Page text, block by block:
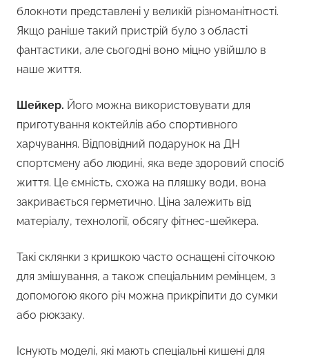
блокноти представлені у великій різноманітності.
Якщо раніше такий пристрій було з області
фантастики, але сьогодні воно міцно увійшло в
наше життя.
Шейкер. Його можна використовувати для
приготування коктейлів або спортивного
харчування. Відповідний подарунок на ДН
спортсмену або людині, яка веде здоровий спосіб
життя. Це ємність, схожа на пляшку води, вона
закривається герметично. Ціна залежить від
матеріалу, технології, обсягу фітнес-шейкера.
Такі склянки з кришкою часто оснащені сіточкою
для змішування, а також спеціальним ремінцем, з
допомогою якого річ можна прикріпити до сумки
або рюкзаку.
Існують моделі, які мають спеціальні кишені для